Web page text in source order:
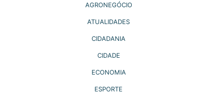
AGRONEGÓCIO
ATUALIDADES
CIDADANIA
CIDADE
ECONOMIA
ESPORTE